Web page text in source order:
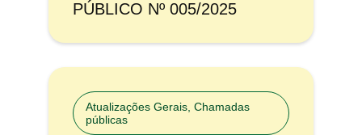
PÚBLICO Nº 005/2025
Atualizações Gerais Chamadas
públicas